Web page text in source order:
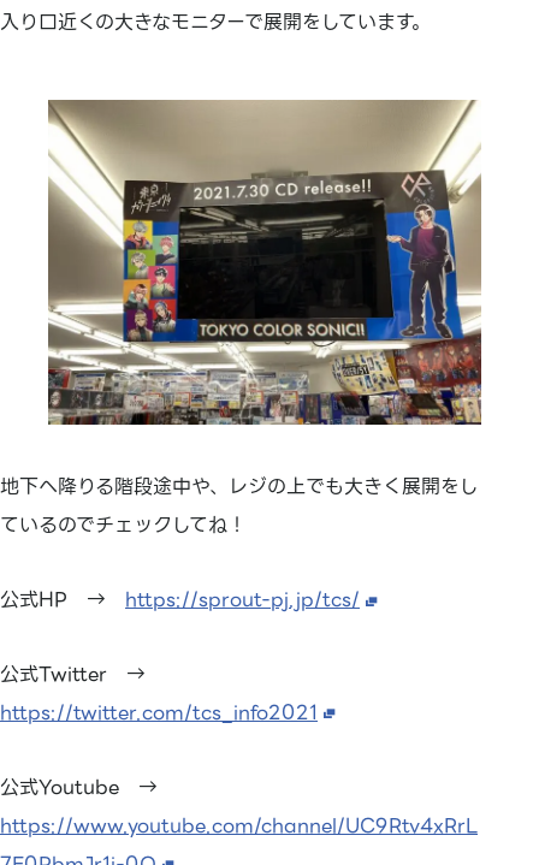
入り口近くの大きなモニターで展開をしています。
地下へ降りる階段途中や、レジの上でも大きく展開をし
ているのでチェックしてね！
公式HP → https://sprout-pj.jp/tcs/
公式Twitter →
https://twitter.com/tcs_info2021
公式Youtube →
https://www.youtube.com/channel/UC9Rtv4xRrL